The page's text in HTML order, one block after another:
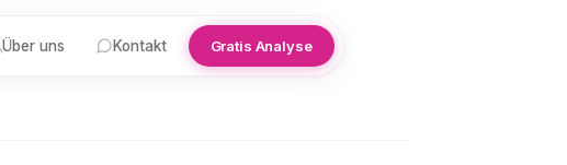
Über uns Kontakt Gratis Analyse